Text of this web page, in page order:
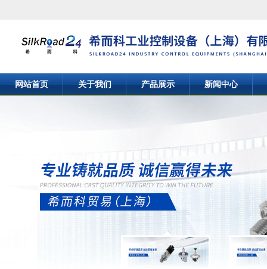
网站首页 关于我们 产品展示 新闻中心